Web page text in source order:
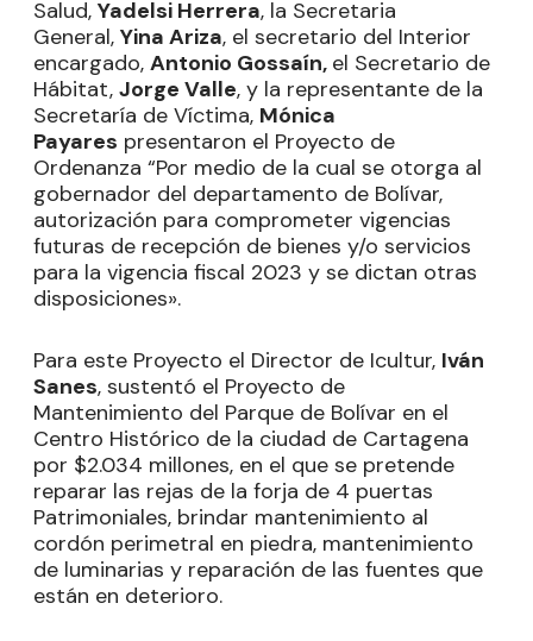
Salud, Yadelsi Herrera, la Secretaria
General, Yina Ariza, el secretario del Interior
encargado, Antonio Gossaín, el Secretario de
Hábitat, Jorge Valle, y la representante de la
Secretaría de Víctima, Mónica
Payares presentaron el Proyecto de
Ordenanza “Por medio de la cual se otorga al
gobernador del departamento de Bolívar,
autorización para comprometer vigencias
futuras de recepción de bienes y/o servicios
para la vigencia fiscal 2023 y se dictan otras
disposiciones».
Para este Proyecto el Director de Icultur, Iván
Sanes, sustentó el Proyecto de
Mantenimiento del Parque de Bolívar en el
Centro Histórico de la ciudad de Cartagena
por $2.034 millones, en el que se pretende
reparar las rejas de la forja de 4 puertas
Patrimoniales, brindar mantenimiento al
cordón perimetral en piedra, mantenimiento
de luminarias y reparación de las fuentes que
están en deterioro.